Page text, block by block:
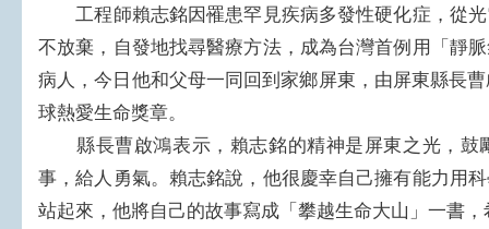
工程師賴志銘因罹患罕見疾病多發性硬化症，從光
不放棄，自發地找尋醫療方法，成為台灣首例用「靜
病人，今日他和父母一同回到家鄉屏東，由屏東縣長
球熱愛生命獎章。
縣長曹啟鴻表示，賴志銘的精神是屏東之光，鼓
事，給人勇氣。賴志銘說，他很慶幸自己擁有能力用
站起來，他將自己的故事寫成「攀越生命大山」一書